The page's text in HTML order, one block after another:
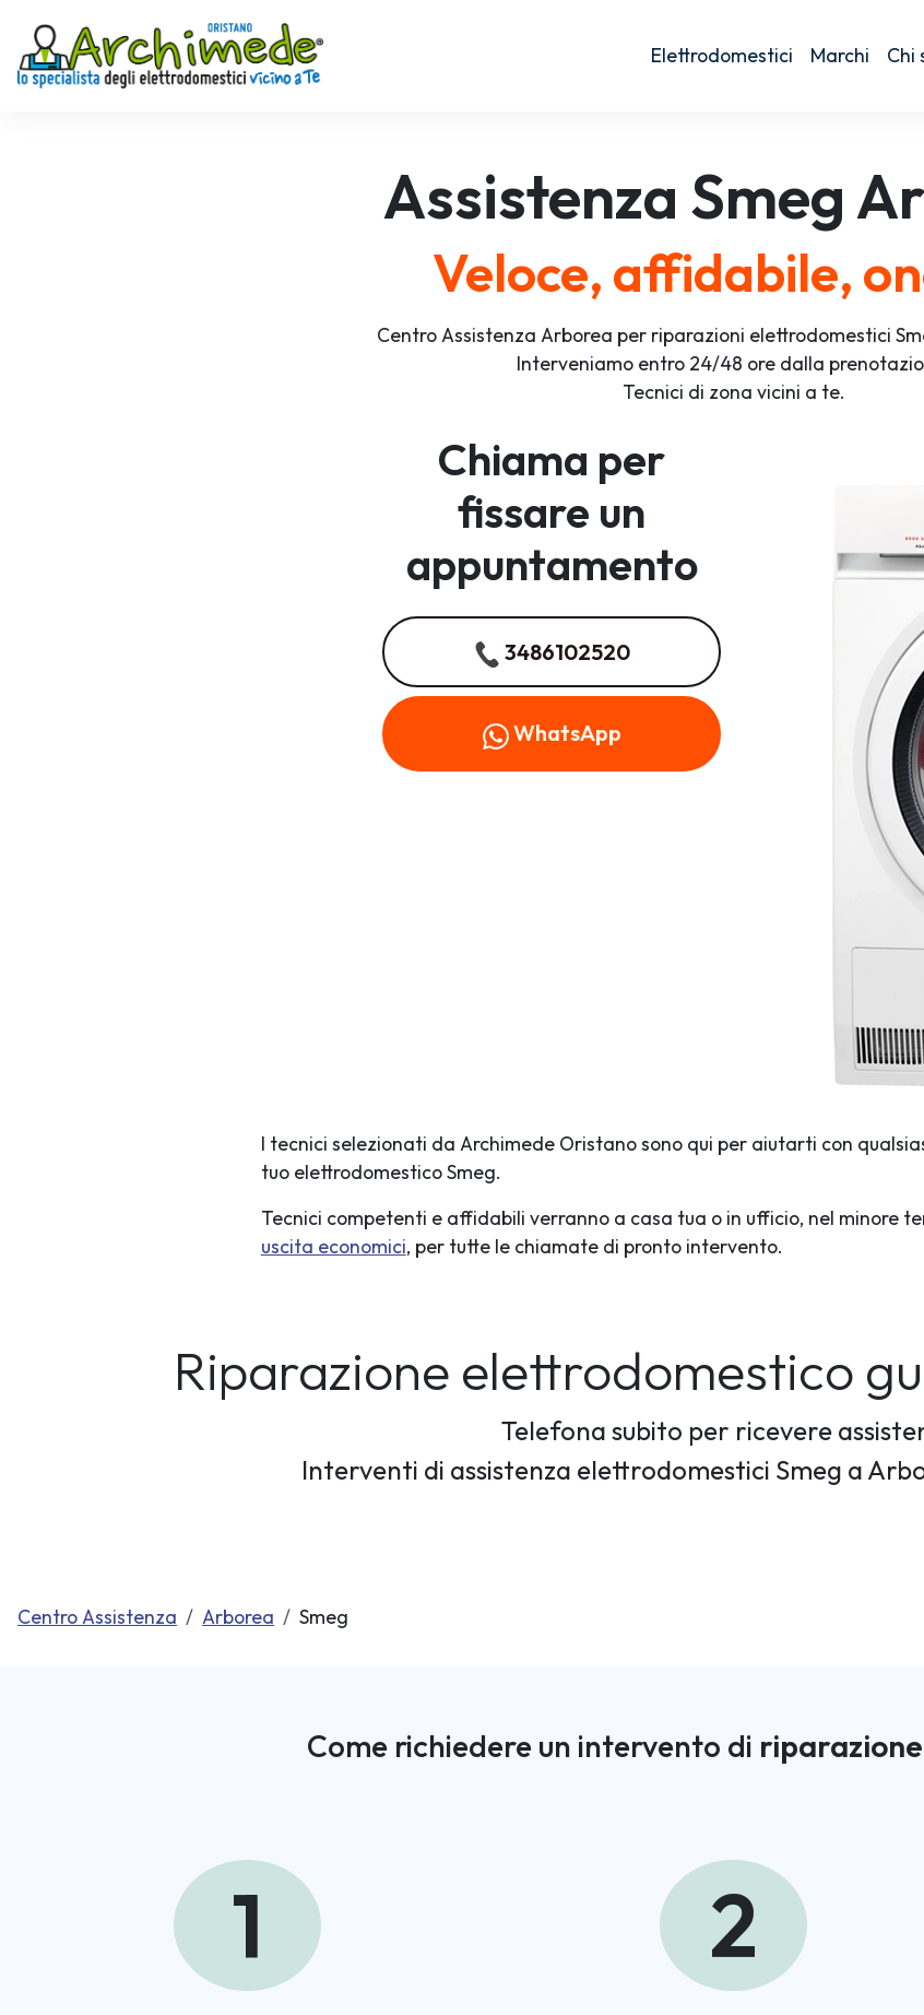
Elettrodomestici Marchi Chi
Assistenza Smeg
Veloce, affidabile,
Centro Assistenza Arborea per riparazioni elettrodomestici
Interveniamo entro 24/48 ore dalla
Tecnici di zona vicini a te.
Chiama per
fissare un
appuntamento
3486102520
WhatsApp
I tecnici selezionati da Archimede Oristano sono qui per aiutarti con
tuo elettrodomestico Smeg.
Tecnici competenti e affidabili verranno a casa tua o in ufficio, nel minore
uscita economici, per tutte le chiamate di pronto intervento.
Riparazione elettrodomestico
Telefona subito per ricevere
Interventi di assistenza elettrodomestici Smeg a
Centro Assistenza Arborea Smeg
Come richiedere un intervento di
1 2